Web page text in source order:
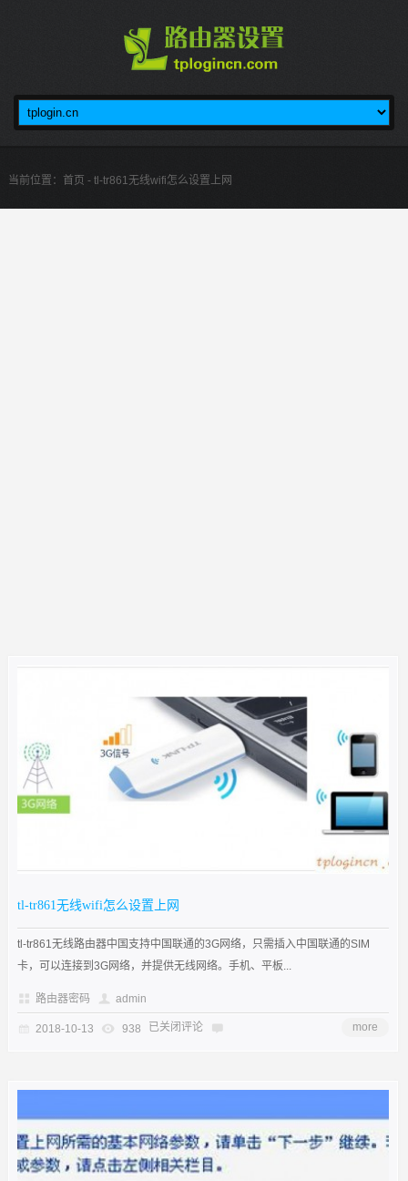
当前位置： 首页 - tl-tr861无线wifi怎么设置上网
tl-tr861无线wifi怎么设置上网
tl-tr861无线路由器中国支持中国联通的3G网络，只需插入中国联通的SIM
卡，可以连接到3G网络，并提供无线网络。手机、平板...
路由器密码 admin
2018-10-13 938 已关闭评论 more